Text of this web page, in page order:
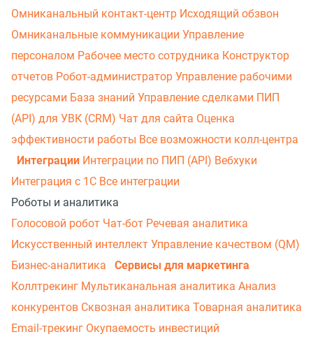
Омниканальный контакт-центр Исходящий обзвон
Омниканальные коммуникации Управление
персоналом Рабочее место сотрудника Конструктор
отчетов Робот-администратор Управление рабочими
ресурсами База знаний Управление сделками ПИП
(API) для УВК (CRM) Чат для сайта Оценка
эффективности работы Все возможности колл-центра
Интеграции Интеграции по ПИП (API) Вебхуки
Интеграция с 1С Все интеграции
Роботы и аналитика
Голосовой робот Чат-бот Речевая аналитика
Искусственный интеллект Управление качеством (QM)
Бизнес-аналитика
Сервисы для маркетинга
Коллтрекинг Мультиканальная аналитика Анализ
конкурентов Сквозная аналитика Товарная аналитика
Email-трекинг Окупаемость инвестиций